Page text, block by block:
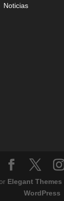
Noticias
Elegant Themes
WordPress